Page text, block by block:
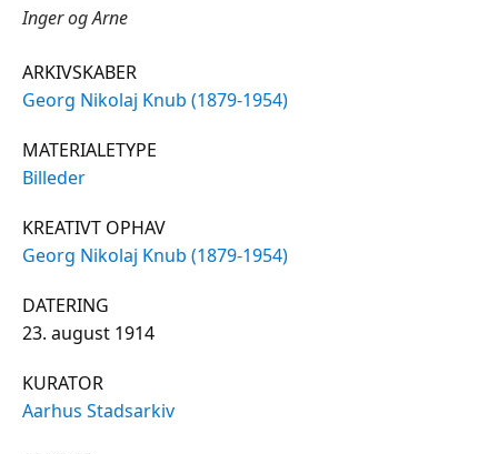
Inger og Arne
ARKIVSKABER
Georg Nikolaj Knub (1879-1954)
MATERIALETYPE
Billeder
KREATIVT OPHAV
Georg Nikolaj Knub (1879-1954)
DATERING
23. august 1914
KURATOR
Aarhus Stadsarkiv